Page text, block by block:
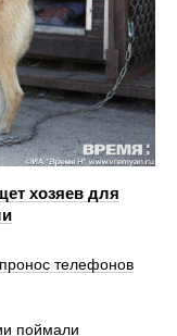
хозяев для
телефонов
поймали